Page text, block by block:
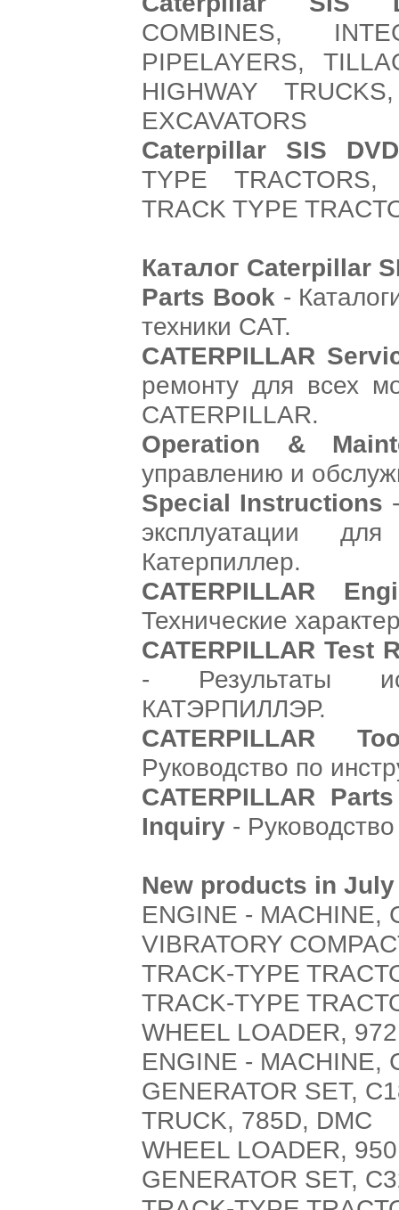
COMBINES,
PIPELAYERS,
HIGHWAY
EXCAVATORS
Caterpillar SIS
TYPE
TRACK TYPE
Каталог Caterpillar
Parts Book -
техники CAT.
CATERPILLAR
ремонту для всех
CATERPILLAR.
Operation &
управлению и
Special Instructions
эксплуатации
Катерпиллер.
CATERPILLAR
Технические
CATERPILLAR Test
- Результаты
КАТЭРПИЛЛЭР.
CATERPILLAR
Руководство по
CATERPILLAR
Inquiry -
New products in July
ENGINE - MACHINE,
VIBRATORY
TRACK-TYPE
TRACK-TYPE
WHEEL LOADER,
ENGINE - MACHINE,
GENERATOR SET,
TRUCK, 785D, DMC
WHEEL LOADER,
GENERATOR SET,